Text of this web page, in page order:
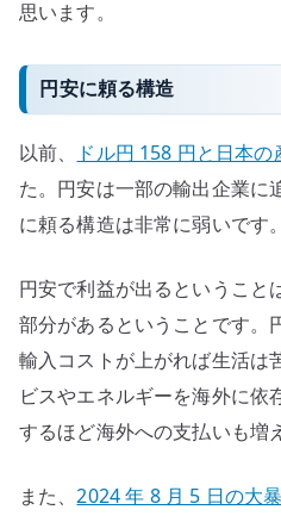
思います。
円安に頼る構造
以前、 ドル円 158 円と日本の
た。円安は一部の輸出企業に
に頼る構造は非常に弱いです。
円安で利益が出るということ
部分があるということです。
輸入コストが上がれば生活は
ビスやエネルギーを海外に依
するほど海外への支払いも増
また、2024 年 8 月 5 日の大